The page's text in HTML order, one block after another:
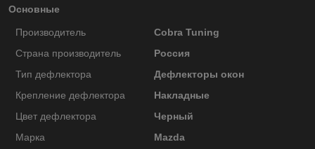
Основные
Производитель
Cobra Tuning
Страна производитель
Россия
Тип дефлектора
Дефлекторы окон
Крепление дефлектора
Накладные
Цвет дефлектора
Черный
Марка
Mazda